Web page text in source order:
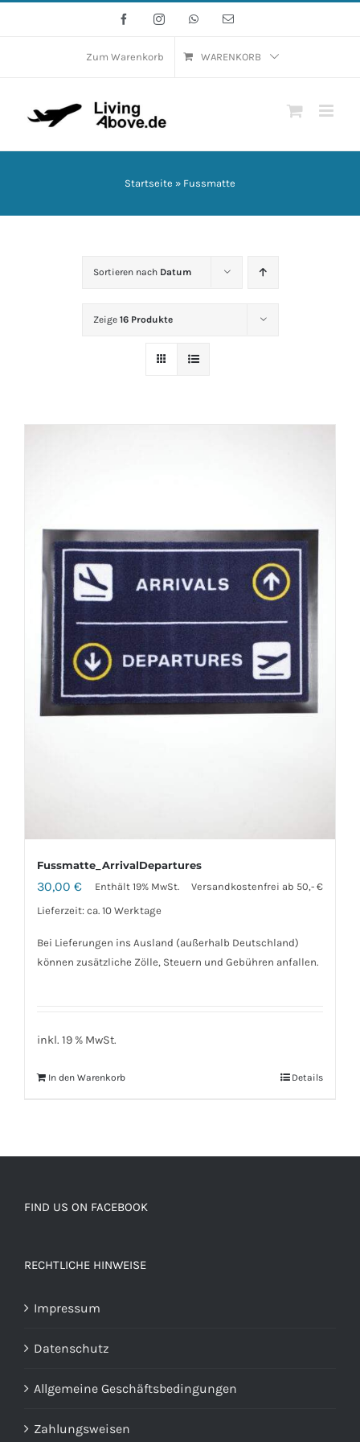
FacebookInstagramWhatsApp
E-
Zum Warenkorb WARENKORB
Startseite » Fussmatte
Sortieren nach Datum
Zeige 16 Produkte
Fussmatte_ArrivalDepartures
30,00 € Enthält 19% MwSt.
Versandkostenfrei ab 50,- €
Lieferzeit: ca. 10 Werktage
Bei Lieferungen ins Ausland (außerhalb Deutschland)
können zusätzliche Zölle, Steuern und Gebühren anfallen.
inkl. 19 % MwSt.
In den Warenkorb Details
FIND US ON FACEBOOK
RECHTLICHE HINWEISE
Impressum
Datenschutz
Allgemeine Geschäftsbedingungen
Zahlungsweisen